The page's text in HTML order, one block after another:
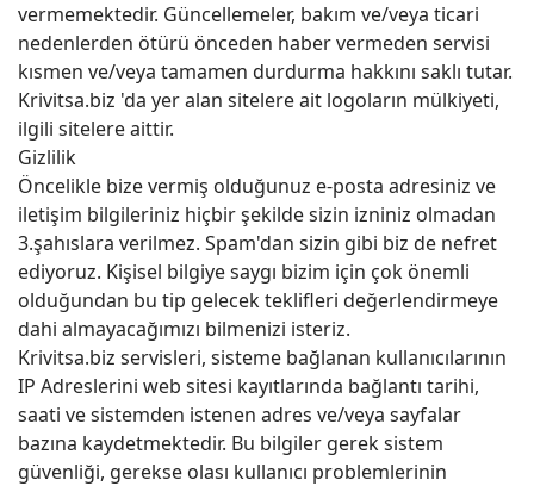
vermemektedir. Güncellemeler, bakım ve/veya ticari
nedenlerden ötürü önceden haber vermeden servisi
kısmen ve/veya tamamen durdurma hakkını saklı tutar.
Krivitsa.biz 'da yer alan sitelere ait logoların mülkiyeti,
ilgili sitelere aittir.
Gizlilik
Öncelikle bize vermiş olduğunuz e-posta adresiniz ve
iletişim bilgileriniz hiçbir şekilde sizin izniniz olmadan
3.şahıslara verilmez. Spam'dan sizin gibi biz de nefret
ediyoruz. Kişisel bilgiye saygı bizim için çok önemli
olduğundan bu tip gelecek teklifleri değerlendirmeye
dahi almayacağımızı bilmenizi isteriz.
Krivitsa.biz servisleri, sisteme bağlanan kullanıcılarının
IP Adreslerini web sitesi kayıtlarında bağlantı tarihi,
saati ve sistemden istenen adres ve/veya sayfalar
bazına kaydetmektedir. Bu bilgiler gerek sistem
güvenliği, gerekse olası kullanıcı problemlerinin